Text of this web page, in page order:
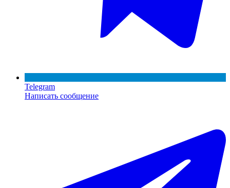
Telegram
Написать сообщение